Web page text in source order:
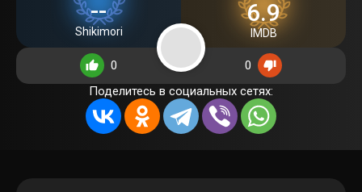
--
Shikimori
6.9
IMDB
0
0
Поделитесь в социальных сетях: